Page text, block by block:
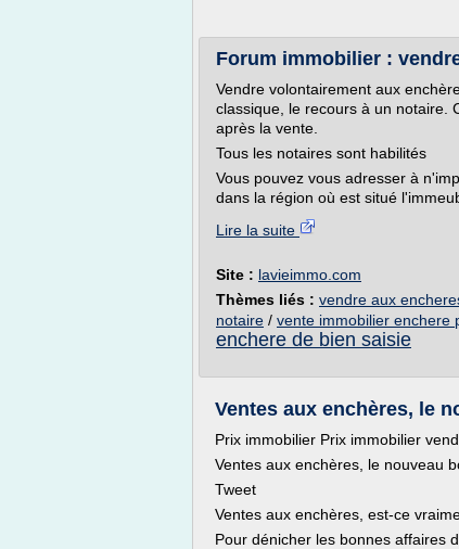
Forum immobilier :
Vendre volontairement aux
classique, le recours à un notaire.
après la vente.
Tous les notaires sont habilités
Vous pouvez vous adresser à
dans la région où est situé
Lire la suite
Site : lavieimmo.com
Thèmes liés : vendre aux
notaire / vente immobilier enchere
enchere de bien saisie
Ventes aux enchères, le
Prix immobilier Prix immobilier
Ventes aux enchères, le nouveau
Tweet
Ventes aux enchères, est-ce
Pour dénicher les bonnes affaires